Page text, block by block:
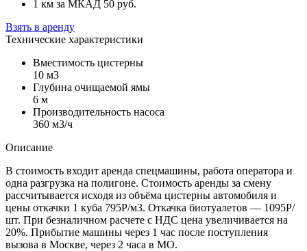
1 км за МКАД 50 руб.
Взять в аренду
Технические характеристики
Вместимость цистерны
10 м3
Глубина очищаемой ямы
6 м
Производительность насоса
360 м3/ч
Описание
В стоимость входит аренда спецмашины, работа оператора и
одна разгрузка на полигоне. Стоимость аренды за смену
рассчитывается исходя из объёма цистерны автомобиля и
цены откачки 1 куба 795Р/м3. Откачка биотуалетов — 1095Р/
шт. При безналичном расчете с НДС цена увеличивается на
20%. Прибытие машины через 1 час после поступления
вызова в Москве, через 2 часа в МО.